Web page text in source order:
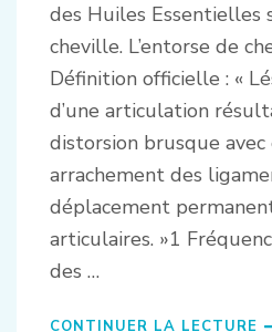
des Huiles Essentielles
cheville. L’entorse de
Définition officielle : «
d’une articulation
distorsion brusque
arrachement des
déplacement
articulaires. »1
des …
CONTINUER LA LECTURE